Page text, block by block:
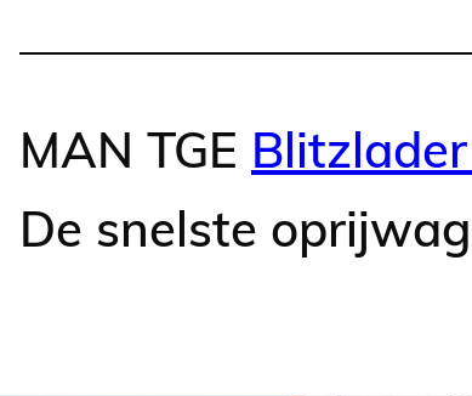
MAN TGE
De snelste